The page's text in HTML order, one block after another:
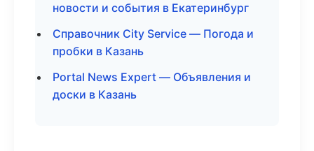
новости и события в Екатеринбург
Справочник City Service — Погода и
пробки в Казань
Portal News Expert — Объявления и
доски в Казань